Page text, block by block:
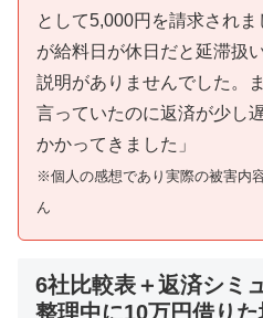
として5,000円を請求され
が給料日が休日だと延滞扱
説明がありませんでした。
言っていたのに返済が少し
かかってきました」
※個人の感想であり実際の被害内
ん
6社比較表＋返済シミ
整理中に10万円借りた